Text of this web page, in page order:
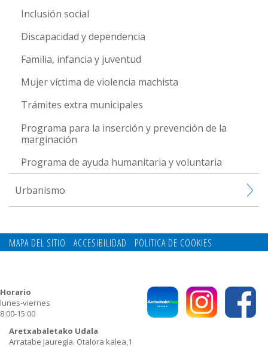
Inclusión social
Discapacidad y dependencia
Familia, infancia y juventud
Mujer víctima de violencia machista
Trámites extra municipales
Programa para la inserción y prevención de la
marginación
Programa de ayuda humanitaria y voluntaria
Urbanismo
MAPA DEL SITIO ACCESIBILIDAD
POLITICA DE COOKIES
Aretxabaletako Udala
Arratabe Jauregia. Otalora kalea,1
Horario
lunes-viernes
8:00-15:00